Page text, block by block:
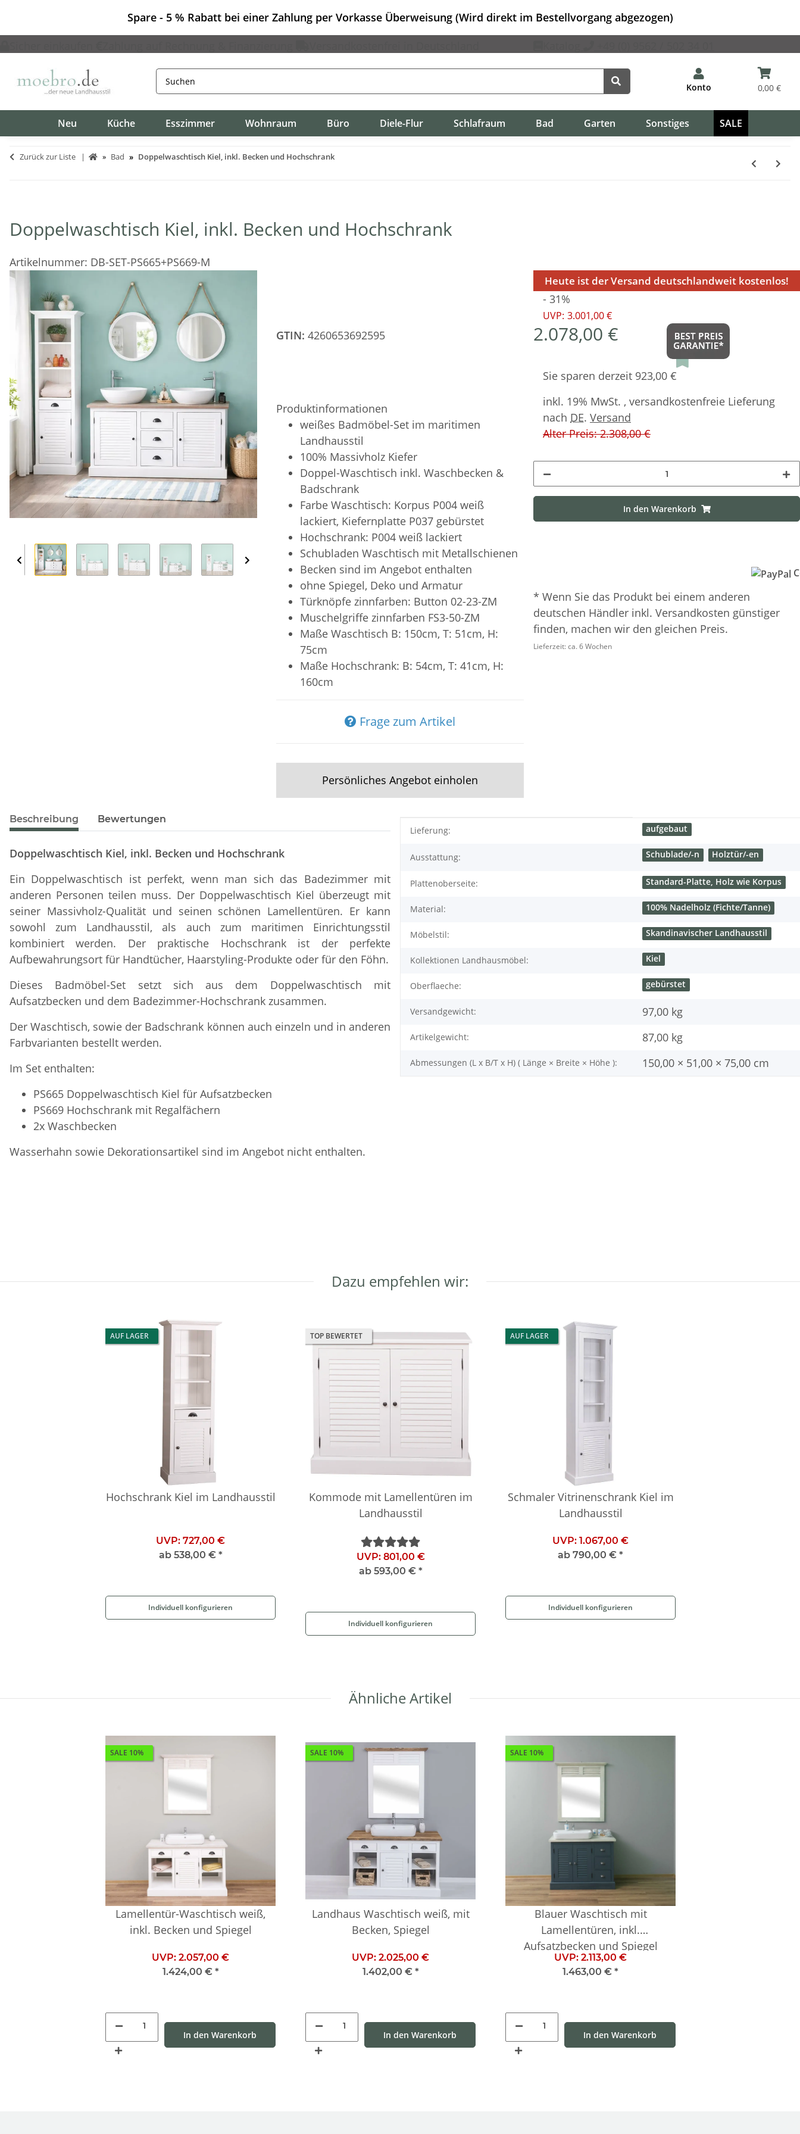
Spare - 5 % Rabatt bei einer Zahlung per Vorkasse Überweisung (Wird direkt im Bestellvorgang abgezogen)
Konto 0,00 €
Neu Küche Esszimmer Wohnraum Büro Diele-Flur Schlafraum Bad Garten Sonstiges SALE
Zurück zur Liste Bad Doppelwaschtisch Kiel, inkl. Becken und Hochschrank
Doppelwaschtisch Kiel, inkl. Becken und Hochschrank
Artikelnummer: DB-SET-PS665+PS669-M
GTIN: 4260653692595
Produktinformationen
weißes Badmöbel-Set im maritimen
Landhausstil
100% Massivholz Kiefer
Doppel-Waschtisch inkl. Waschbecken &
Badschrank
Farbe Waschtisch: Korpus P004 weiß
lackiert, Kiefernplatte P037 gebürstet
Hochschrank: P004 weiß lackiert
Schubladen Waschtisch mit Metallschienen
Becken sind im Angebot enthalten
ohne Spiegel, Deko und Armatur
Türknöpfe zinnfarben: Button 02-23-ZM
Muschelgriffe zinnfarben FS3-50-ZM
Maße Waschtisch B: 150cm, T: 51cm, H:
75cm
Maße Hochschrank: B: 54cm, T: 41cm, H:
160cm
Frage zum Artikel
Persönliches Angebot einholen
Heute ist der Versand deutschlandweit kostenlos!
- 31%
UVP: 3.001,00 €
2.078,00 €
Sie sparen derzeit 923,00 €
inkl. 19% MwSt. , versandkostenfreie Lieferung
nach DE. Versand
Alter Preis: 2.308,00 €
In den Warenkorb
* Wenn Sie das Produkt bei einem anderen
deutschen Händler inkl. Versandkosten günstiger
finden, machen wir den gleichen Preis.
Lieferzeit:ca. 6 Wochen
Beschreibung Bewertungen
Doppelwaschtisch Kiel, inkl. Becken und Hochschrank
Ein Doppelwaschtisch ist perfekt, wenn man sich das Badezimmer mit
anderen Personen teilen muss. Der Doppelwaschtisch Kiel überzeugt mit
seiner Massivholz-Qualität und seinen schönen Lamellentüren. Er kann
sowohl zum Landhausstil, als auch zum maritimen Einrichtungsstil
kombiniert werden. Der praktische Hochschrank ist der perfekte
Aufbewahrungsort für Handtücher, Haarstyling-Produkte oder für den Föhn.
Dieses Badmöbel-Set setzt sich aus dem Doppelwaschtisch mit
Aufsatzbecken und dem Badezimmer-Hochschrank zusammen.
Der Waschtisch, sowie der Badschrank können auch einzeln und in anderen
Farbvarianten bestellt werden.
Im Set enthalten:
PS665 Doppelwaschtisch Kiel für Aufsatzbecken
PS669 Hochschrank mit Regalfächern
2x Waschbecken
Wasserhahn sowie Dekorationsartikel sind im Angebot nicht enthalten.
Produkteigenschaft
Wert
Lieferung: aufgebaut
Ausstattung: Schublade/-n Holztür/-en
Plattenoberseite: Standard-Platte, Holz wie Korpus
Material: 100% Nadelholz (Fichte/Tanne)
Möbelstil: Skandinavischer Landhausstil
Kollektionen Landhausmöbel: Kiel
Oberflaeche: gebürstet
Versandgewicht: 97,00 kg
Artikelgewicht: 87,00 kg
Abmessungen (L x B/T x H) ( Länge × Breite × Höhe ): 150,00 × 51,00 × 75,00 cm
Dazu empfehlen wir:
AUF LAGER
Hochschrank Kiel im Landhausstil
UVP: 727,00 €
ab 538,00 € *
Individuell konfigurieren
TOP BEWERTET
Kommode mit Lamellentüren im
Landhausstil
UVP: 801,00 €
ab 593,00 € *
Individuell konfigurieren
AUF LAGER
Schmaler Vitrinenschrank Kiel im
Landhausstil
UVP: 1.067,00 €
ab 790,00 € *
Individuell konfigurieren
Ähnliche Artikel
SALE 10%
Lamellentür-Waschtisch weiß,
inkl. Becken und Spiegel
UVP: 2.057,00 €
1.424,00 € *
In den Warenkorb
SALE 10%
Landhaus Waschtisch weiß, mit
Becken, Spiegel
UVP: 2.025,00 €
1.402,00 € *
In den Warenkorb
SALE 10%
Blauer Waschtisch mit
Lamellentüren, inkl.
Aufsatzbecken und Spiegel
UVP: 2.113,00 €
1.463,00 € *
In den Warenkorb